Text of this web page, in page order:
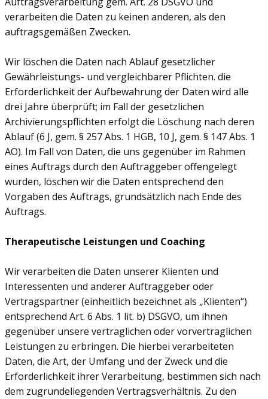
verarbeiten die Daten zu keinen anderen, als den
auftragsgemäßen Zwecken.
Wir löschen die Daten nach Ablauf gesetzlicher
Gewährleistungs- und vergleichbarer Pflichten. die
Erforderlichkeit der Aufbewahrung der Daten wird alle
drei Jahre überprüft; im Fall der gesetzlichen
Archivierungspflichten erfolgt die Löschung nach deren
Ablauf (6 J, gem. § 257 Abs. 1 HGB, 10 J, gem. § 147 Abs. 1
AO). Im Fall von Daten, die uns gegenüber im Rahmen
eines Auftrags durch den Auftraggeber offengelegt
wurden, löschen wir die Daten entsprechend den
Vorgaben des Auftrags, grundsätzlich nach Ende des
Auftrags.
Therapeutische Leistungen und Coaching
Wir verarbeiten die Daten unserer Klienten und
Interessenten und anderer Auftraggeber oder
Vertragspartner (einheitlich bezeichnet als „Klienten“)
entsprechend Art. 6 Abs. 1 lit. b) DSGVO, um ihnen
gegenüber unsere vertraglichen oder vorvertraglichen
Leistungen zu erbringen. Die hierbei verarbeiteten
Daten, die Art, der Umfang und der Zweck und die
Erforderlichkeit ihrer Verarbeitung, bestimmen sich nach
dem zugrundeliegenden Vertragsverhältnis. Zu den